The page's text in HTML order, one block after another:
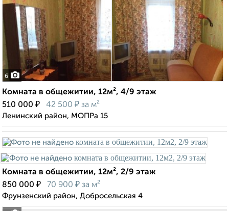
6
Комната в общежитии, 12м², 4/9 этаж
510 000 ₽ 42 500 ₽ за м²
Ленинский район, МОПРа 15
Комната в общежитии, 12м², 2/9 этаж
850 000 ₽ 70 900 ₽ за м²
Фрунзенский район, Добросельская 4